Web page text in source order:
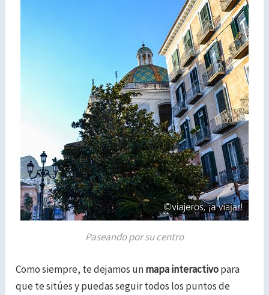
Paseando por su centro
Como siempre, te dejamos unmapa interactivopara
que te sitúes y puedas seguir todos los puntos de